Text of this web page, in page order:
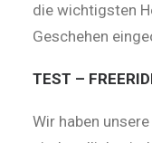
die wichtigsten
Geschehen
TEST –
Wir haben